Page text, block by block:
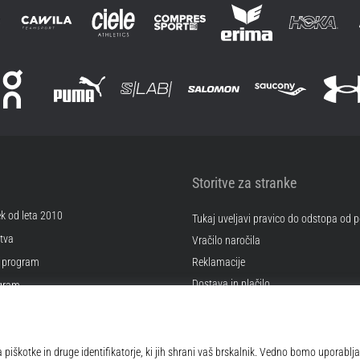
od leta 2010
Storitve za stranke
Tukaj uveljavi pravico do odstopa od
Vračilo naročila
Reklamacije
Dostava in plačilo
Pogosto zastavljena vprašanja